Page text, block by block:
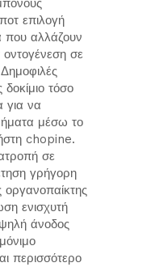
επιλογή
που αλλάζουν
σε
τόσο
για να
μέσω το
chopine.
σε
γρήγορη
οργανοπαίκτης
ενισχυτή
άνοδος
περισσότερο